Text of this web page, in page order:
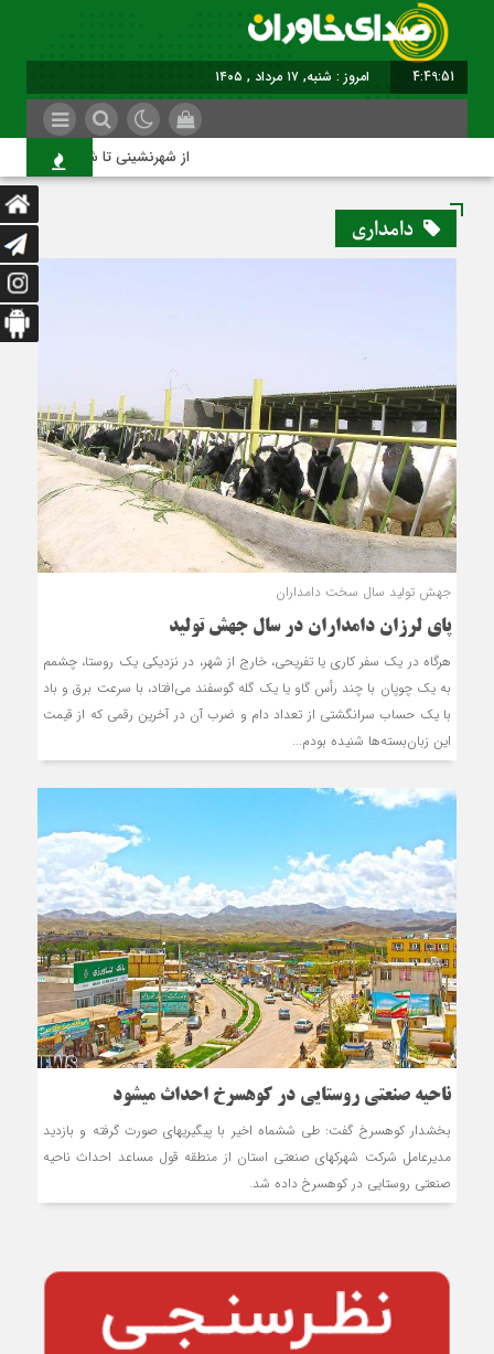
4:49:52 امروز : شنبه, ۱۷ مرداد , ۱۴۰۵
از شهرنشینی تا شهروندی
دامداری
جهش تولید سال سخت دامداران
پای لرزان دامداران در سال جهش تولید
هرگاه در یک سفر کاری یا تفریحی، خارج از شهر، در نزدیکی یک روستا، چشمم
به یک چوپان با چند رأس گاو یا یک گله گوسفند می‌افتاد، با سرعت برق و باد
با یک حساب سرانگشتی از تعداد دام و ضرب آن در آخرین رقمی که از قیمت
این زبان‌بسته‌ها شنیده بودم...
ناحیه صنعتی روستایی در کوهسرخ احداث می‏شود
بخشدار کوهسرخ گفت: طی شش‏ماه اخیر با پیگیری‎های صورت گرفته و بازدید
مدیرعامل شرکت‏ شهرک‎های صنعتی استان از منطقه قول مساعد احداث ناحیه
صنعتی روستایی در کوهسرخ داده شد.